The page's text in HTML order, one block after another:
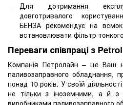
Для дотримання
довготривалого
БЕНЗА рекомендує на
встановлювати фільтр
Переваги співпраці з
Компанія Петролайн – це Ваш
паливозаправного обладнання,
понад 10 років. У своїй
не тільки з іноземними, а й з
виробниками паливозаправного